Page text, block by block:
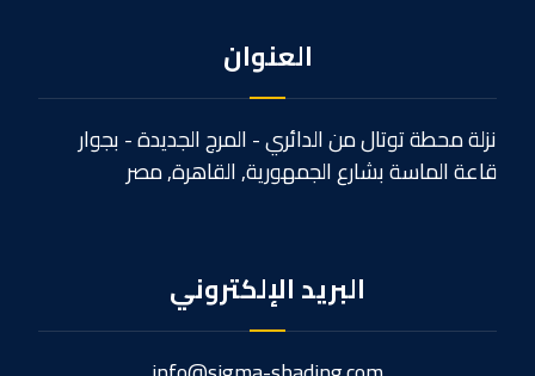
العنوان
نزلة محطة توتال من الدائري - المرج الجديدة - بجوار
قاعة الماسة بشارع الجمهورية, القاهرة, مصر
البريد الإلكتروني